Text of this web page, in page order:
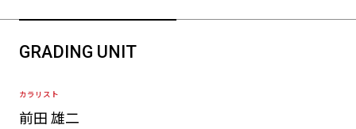
GRADING UNIT
カラリスト
前田 雄二